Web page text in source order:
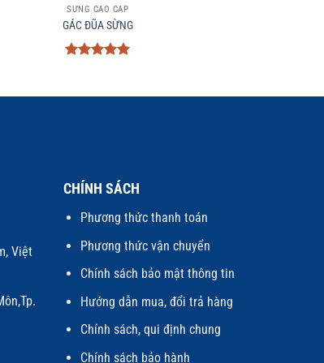
SỪNG CAO CẤP
GÁC ĐŨA SỪNG
sao
Việt
CHÍNH SÁCH
Phương thức thanh toán
Phương thức vận chuyển
Chính sách bảo mật thông tin
Hướng dẫn mua, đổi trả hàng
Chính sách, qui định chung
Chính sách bảo hành